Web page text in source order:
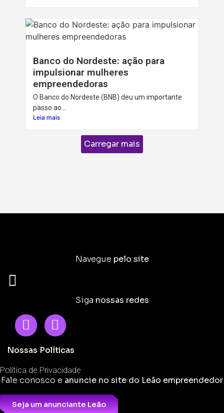
Banco do Nordeste: ação para
impulsionar mulheres
empreendedoras
O Banco do Nordeste (BNB) deu um importante
passo ao...
Leia mais
Carregar mais
Navegue pelo site
Siga nossas redes
Nossas Políticas
Política de Privacidade
Fale conosco e anuncie no site do Leão empreendedor
Seja um anunciante Leão